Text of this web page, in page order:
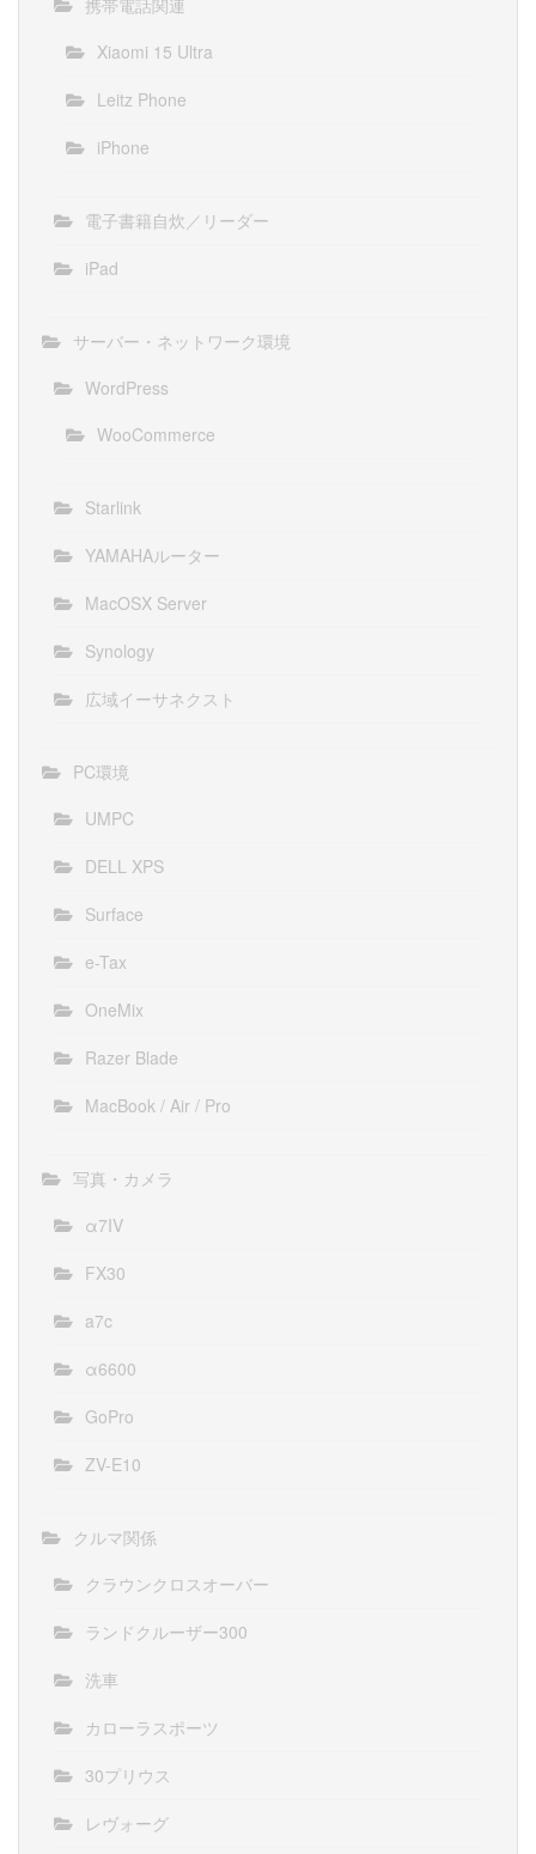
Xiaomi 15 Ultra
Leitz Phone
iPhone
電子書籍自炊／リーダー
iPad
サーバー・ネットワーク環境
WordPress
WooCommerce
Starlink
YAMAHAルーター
MacOSX Server
Synology
広域イーサネクスト
PC環境
UMPC
DELL XPS
Surface
e-Tax
OneMix
Razer Blade
MacBook / Air / Pro
写真・カメラ
α7IV
FX30
a7c
α6600
GoPro
ZV-E10
クルマ関係
クラウンクロスオーバー
ランドクルーザー300
洗車
カローラスポーツ
30プリウス
レヴォーグ